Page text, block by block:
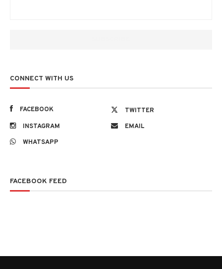
CONNECT WITH US
FACEBOOK
TWITTER
INSTAGRAM
EMAIL
WHATSAPP
FACEBOOK FEED